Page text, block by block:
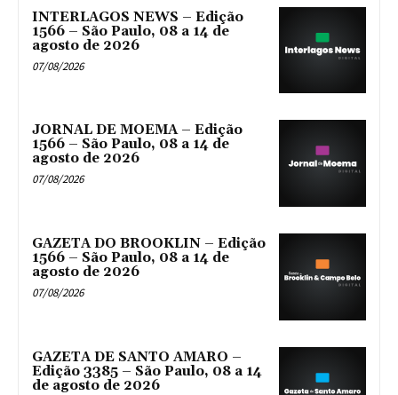
INTERLAGOS NEWS – Edição
1566 – São Paulo, 08 a 14 de
agosto de 2026
07/08/2026
JORNAL DE MOEMA – Edição
1566 – São Paulo, 08 a 14 de
agosto de 2026
07/08/2026
GAZETA DO BROOKLIN – Edição
1566 – São Paulo, 08 a 14 de
agosto de 2026
07/08/2026
GAZETA DE SANTO AMARO –
Edição 3385 – São Paulo, 08 a 14
de agosto de 2026